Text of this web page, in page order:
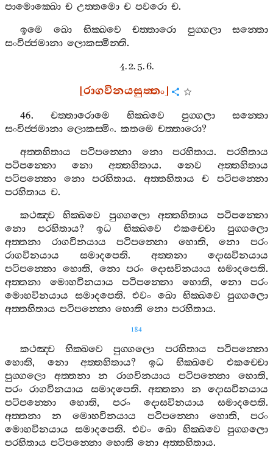
පාමොක‍්ඛො ච උත‍්තමො ච පවරො ච.
ඉමෙ
ඛො භික‍්ඛවෙ චත‍්තාරො පුග‍්ගලා
සන‍්තො
සංවිජ‍්ජමානා ලොකස‍්මින‍්ති.
4. 2. 5. 6.
[රාගවිනයසුත‍්තං]
46. චත‍්තාරොමෙ භික‍්ඛවෙ පුග‍්ගලා
සන‍්තො
සංවිජ‍්ජමානා ලොකස‍්මිං. කතමෙ චත‍්තාරො?
අත‍්තහිතාය
පටිපන‍්නො නො පරහිතාය. පරහිතාය
පටිපන‍්නො
නො අත‍්තහිතාය. නෙව
අත‍්තහිතාය
පටිපන‍්නො
නො පරහිතාය. අත‍්තහිතාය ච
පටිපන‍්නො
පරහිතාය ච.
කථඤ‍්ච
භික‍්ඛවෙ පුග‍්ගලො අත‍්තහිතාය
පටිපන‍්නො
නො
පරහිතාය? ඉධ භික‍්ඛවෙ එකච‍්චො
පුග‍්ගලො
අත‍්තනා
රාගවිනයාය පටිපන‍්නො හොති,නො
පරං
රාගවිනයාය
සමාදපෙති. අත‍්තනා
දොසවිනයාය
පටිපන‍්නො හොති, නො පරං දොසවිනයාය සමාදපෙති.
අත‍්තනා
මොහවිනයාය පටිපන‍්නො හොති,නො
පරං
මොහවිනයාය
සමාදපෙති. එවං ඛො භික‍්ඛවෙ
පුග‍්ගලො
අත‍්තහිතාය පටිපන‍්නො හොති නො පරහිතාය.
184
කථඤ‍්ච භික‍්ඛවෙ පුග‍්ගලො පරහිතාය
පටිපන‍්නො
හොති, නො අත‍්තහිතාය? ඉධ භික‍්ඛවෙ
එකච‍්චො
පුග‍්ගලො
අත‍්තනා න රාගවිනයාය පටිපන‍්නො හොති,
පරං
රාගවිනයාය සමාදපෙති.අත‍්තනා න
දොසවිනයාය
පටිපන‍්නො
හොති, පරං දොසවිනයාය සමාදපෙති.
අත‍්තනා
න මොහවිනයාය පටිපන‍්නො හොති,පරං
මොහවිනයාය
සමාදපෙති. එවං ඛො භික‍්ඛවෙ
පුග‍්ගලො
පරහිතාය පටිපන‍්නො හොති නො අත‍්තහිතාය.